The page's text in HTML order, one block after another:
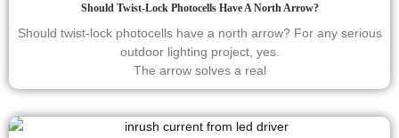
Should Twist-Lock Photocells Have A North Arrow?
Should twist-lock photocells have a north arrow? For any serious
outdoor lighting project, yes.
The arrow solves a real